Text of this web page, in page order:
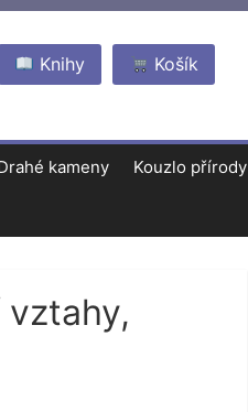
Košík
Knihy
kameny Kouzlo přírody
vztahy,